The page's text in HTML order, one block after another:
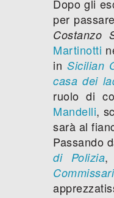
Dopo gli
per
Costanzo
Martinotti
inSicilian
casa dei
ruolo di
Mandelli,
sarà al
Passando
di Polizia,